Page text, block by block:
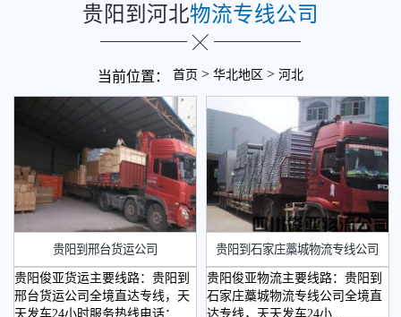
西北地区
贵阳到河北物流专线公司
当前位置： 首页 > 华北地区 > 河北
贵阳到邢台货运公司
贵阳俊亚货运主要线路：贵阳到
邢台货运公司全境直达专线，天
天发车24小时服务热线电话：
贵阳到石家庄藁城物流专线公司
贵阳俊亚物流主要线路：贵阳到
石家庄藁城物流专线公司全境直
达专线，天天发车24小...